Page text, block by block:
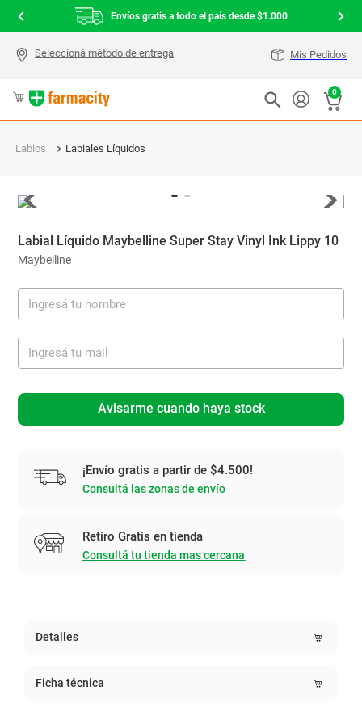
Envíos gratis a todo el país desde $1.000
Mis Pedidos
0
Labios Labiales Líquidos
Labial Líquido Maybelline Super Stay Vinyl Ink Lippy 10
Maybelline
Avisarme cuando haya stock
¡Envío gratis a partir de $4.500!
Consultá las zonas de envío
Retiro Gratis en tienda
Consultá tu tienda mas cercana
Detalles
Ficha técnica